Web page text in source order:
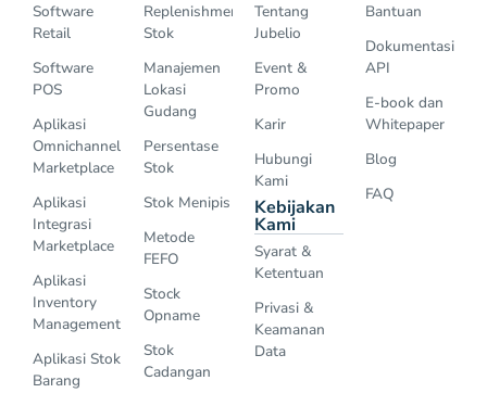
Software
Retail
Software
POS
Aplikasi
Omnichannel
Marketplace
Aplikasi
Integrasi
Marketplace
Aplikasi
Inventory
Management
Aplikasi Stok
Barang
Replenishment
Stok
Manajemen
Lokasi
Gudang
Persentase
Stok
Stok Menipis
Metode
FEFO
Stock
Opname
Stok
Cadangan
Tentang
Jubelio
Event &
Promo
Karir
Hubungi
Kami
Kebijakan
Kami
Syarat &
Ketentuan
Privasi &
Keamanan
Data
Bantuan
Dokumentasi
API
E-book dan
Whitepaper
Blog
FAQ